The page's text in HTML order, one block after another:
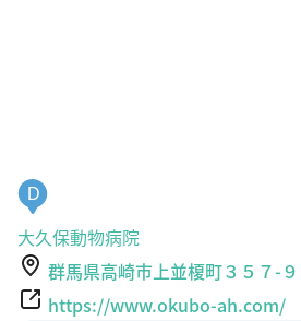
D
大久保動物病院
群馬県高崎市上並榎町３５７-９
https://www.okubo-ah.com/